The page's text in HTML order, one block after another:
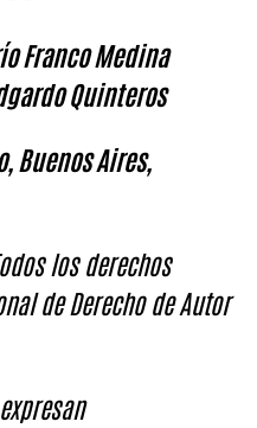
Franco Medina
Quinteros
Buenos Aires,
los derechos
de Derecho de Autor